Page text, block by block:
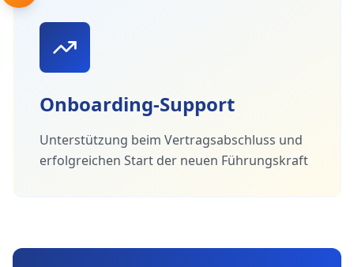
Onboarding-Support
Unterstützung beim Vertragsabschluss und
erfolgreichen Start der neuen Führungskraft